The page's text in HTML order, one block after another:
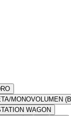
MONOVOLUMEN
WAGON